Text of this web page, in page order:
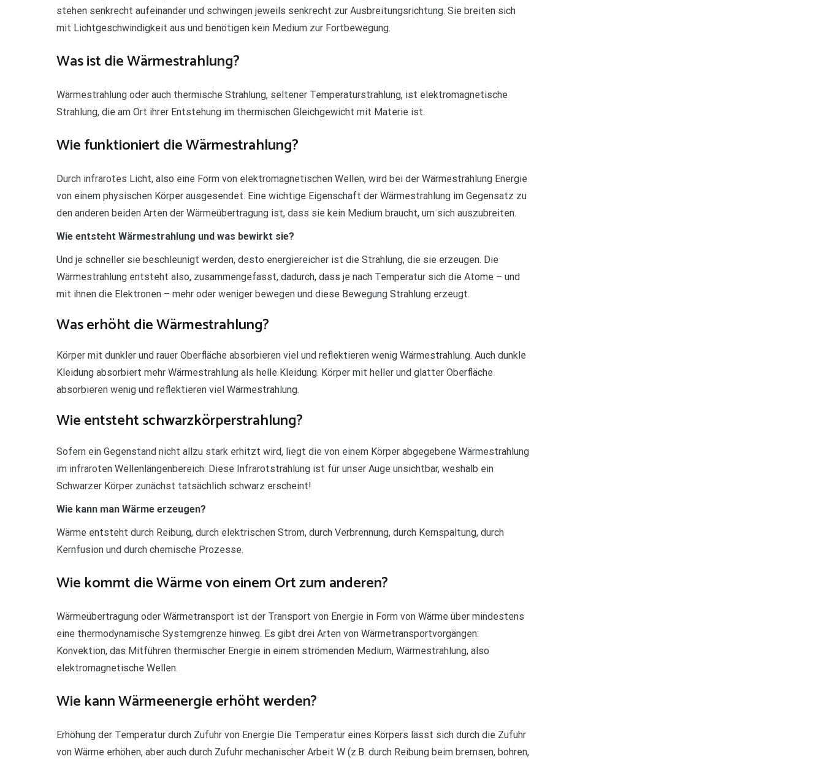
stehen senkrecht aufeinander und schwingen jeweils senkrecht zur Ausbreitungsrichtung. Sie breiten sich
mit Lichtgeschwindigkeit aus und benötigen kein Medium zur Fortbewegung.
Was ist die Wärmestrahlung?
Wärmestrahlung oder auch thermische Strahlung, seltener Temperaturstrahlung, ist elektromagnetische
Strahlung, die am Ort ihrer Entstehung im thermischen Gleichgewicht mit Materie ist.
Wie funktioniert die Wärmestrahlung?
Durch infrarotes Licht, also eine Form von elektromagnetischen Wellen, wird bei der Wärmestrahlung Energie
von einem physischen Körper ausgesendet. Eine wichtige Eigenschaft der Wärmestrahlung im Gegensatz zu
den anderen beiden Arten der Wärmeübertragung ist, dass sie kein Medium braucht, um sich auszubreiten.
Wie entsteht Wärmestrahlung und was bewirkt sie?
Und je schneller sie beschleunigt werden, desto energiereicher ist die Strahlung, die sie erzeugen. Die
Wärmestrahlung entsteht also, zusammengefasst, dadurch, dass je nach Temperatur sich die Atome – und
mit ihnen die Elektronen – mehr oder weniger bewegen und diese Bewegung Strahlung erzeugt.
Was erhöht die Wärmestrahlung?
Körper mit dunkler und rauer Oberfläche absorbieren viel und reflektieren wenig Wärmestrahlung. Auch dunkle
Kleidung absorbiert mehr Wärmestrahlung als helle Kleidung. Körper mit heller und glatter Oberfläche
absorbieren wenig und reflektieren viel Wärmestrahlung.
Wie entsteht schwarzkörperstrahlung?
Sofern ein Gegenstand nicht allzu stark erhitzt wird, liegt die von einem Körper abgegebene Wärmestrahlung
im infraroten Wellenlängenbereich. Diese Infrarotstrahlung ist für unser Auge unsichtbar, weshalb ein
Schwarzer Körper zunächst tatsächlich schwarz erscheint!
Wie kann man Wärme erzeugen?
Wärme entsteht durch Reibung, durch elektrischen Strom, durch Verbrennung, durch Kernspaltung, durch
Kernfusion und durch chemische Prozesse.
Wie kommt die Wärme von einem Ort zum anderen?
Wärmeübertragung oder Wärmetransport ist der Transport von Energie in Form von Wärme über mindestens
eine thermodynamische Systemgrenze hinweg. Es gibt drei Arten von Wärmetransportvorgängen:
Konvektion, das Mitführen thermischer Energie in einem strömenden Medium, Wärmestrahlung, also
elektromagnetische Wellen.
Wie kann Wärmeenergie erhöht werden?
Erhöhung der Temperatur durch Zufuhr von Energie Die Temperatur eines Körpers lässt sich durch die Zufuhr
von Wärme erhöhen, aber auch durch Zufuhr mechanischer Arbeit W (z.B. durch Reibung beim bremsen, bohren,